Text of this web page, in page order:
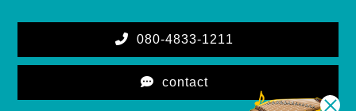
080-4833-1211
contact